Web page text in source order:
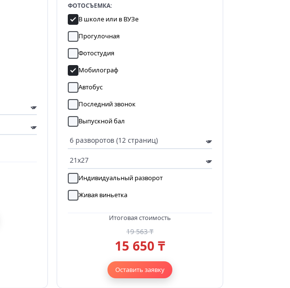
ФОТОСЪЕМКА:
В школе или в ВУЗе
Прогулочная
Фотостудия
Мобилограф
Автобус
Последний звонок
Выпускной бал
Индивидуальный разворот
Живая виньетка
Итоговая стоимость
19 563 ₸
15 650 ₸
Оставить заявку